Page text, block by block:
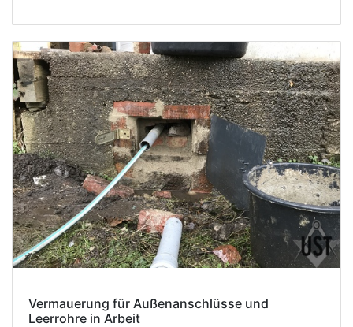
Vermauerung für Außenanschlüsse und
Leerrohre in Arbeit